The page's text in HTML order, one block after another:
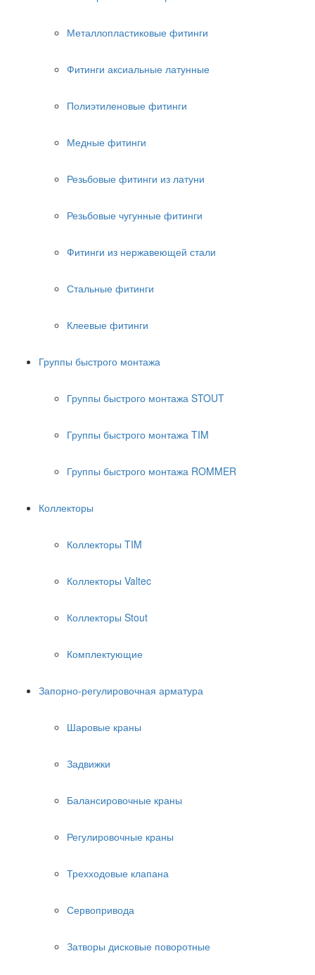
Металлопластиковые фитинги
Фитинги аксиальные латунные
Полиэтиленовые фитинги
Медные фитинги
Резьбовые фитинги из латуни
Резьбовые чугунные фитинги
Фитинги из нержавеющей стали
Стальные фитинги
Клеевые фитинги
Группы быстрого монтажа
Группы быстрого монтажа STOUT
Группы быстрого монтажа TIM
Группы быстрого монтажа ROMMER
Коллекторы
Коллекторы TIM
Коллекторы Valtec
Коллекторы Stout
Комплектующие
Запорно-регулировочная арматура
Шаровые краны
Задвижки
Балансировочные краны
Регулировочные краны
Трехходовые клапана
Сервопривода
Затворы дисковые поворотные